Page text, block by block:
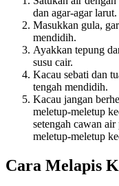
dan agar-agar
Masukkan gula,
mendidih.
Ayakkan tepung
susu cair.
Kacau sebati dan
tengah mendidih.
Kacau jangan
meletup-meletup
setengah cawan air
meletup-meletup
Cara Melapis